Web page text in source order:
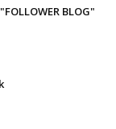
BLOG"